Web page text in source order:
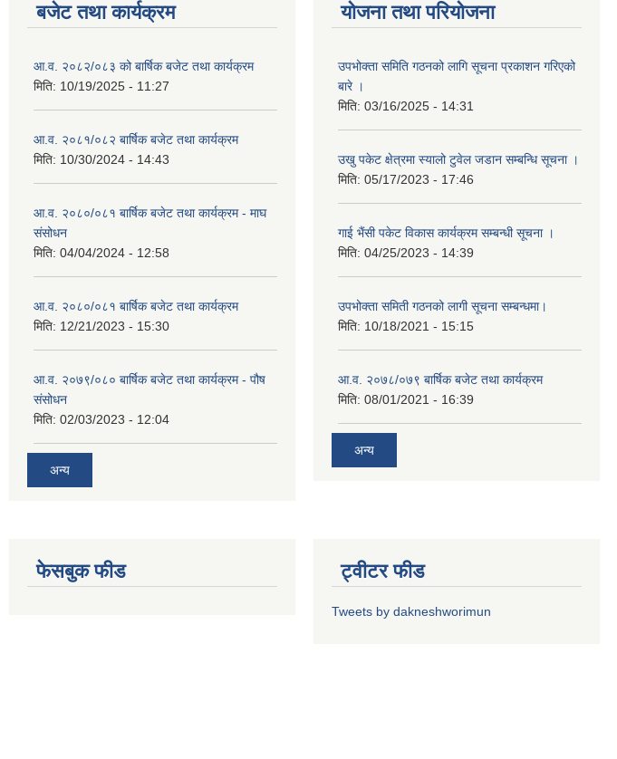
बजेट तथा कार्यक्रम
आ.व. २०८२/०८३ को बार्षिक बजेट तथा कार्यक्रम
मिति: 10/19/2025 - 11:27
आ.व. २०८१/०८२ बार्षिक बजेट तथा कार्यक्रम
मिति: 10/30/2024 - 14:43
आ.व. २०८०/०८१ बार्षिक बजेट तथा कार्यक्रम - माघ
संसोधन
मिति: 04/04/2024 - 12:58
आ.व. २०८०/०८१ बार्षिक बजेट तथा कार्यक्रम
मिति: 12/21/2023 - 15:30
आ.व. २०७९/०८० बार्षिक बजेट तथा कार्यक्रम - पौष
संसोधन
मिति: 02/03/2023 - 12:04
अन्य
योजना तथा परियोजना
उपभोक्ता समिति गठनको लागि सूचना प्रकाशन गरिएको
बारे ।
मिति: 03/16/2025 - 14:31
उखु पकेट क्षेत्रमा स्यालो टुवेल जडान सम्बन्धि सूचना ।
मिति: 05/17/2023 - 17:46
गाई भैंसी पकेट विकास कार्यक्रम सम्बन्धी सूचना ।
मिति: 04/25/2023 - 14:39
उपभोक्ता समिती गठनको लागी सूचना सम्बन्धमा।
मिति: 10/18/2021 - 15:15
आ.व. २०७८/०७९ बार्षिक बजेट तथा कार्यक्रम
मिति: 08/01/2021 - 16:39
अन्य
फेसबुक फीड ट्वीटर फीड
Tweets by dakneshworimun